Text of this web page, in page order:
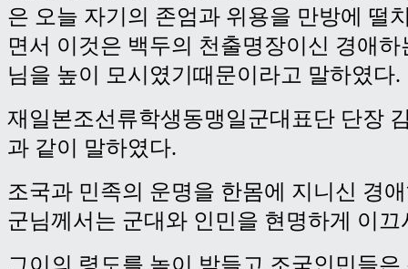
은 오늘 자기의 존엄과 위용을 만방에 떨
면서 이것은 백두의 천출명장이신 경애
님을 높이 모시였기때문이라고 말하였다.
재일본조선류학생동맹일군대표단 단장
과 같이 말하였다.
조국과 민족의 운명을 한몸에 지니신 경
군님께서는 군대와 인민을 현명하게 이끄